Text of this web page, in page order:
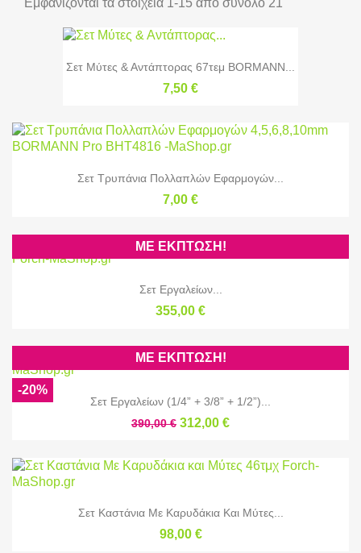
Εμφανίζονται τα στοιχεία 1-15 από σύνολο 21
Σετ Μύτες & Αντάπτορας 67τεμ BORMANN...
7,50 €
Σετ Τρυπάνια Πολλαπλών Εφαρμογών...
7,00 €
Σετ Εργαλείων...
355,00 €
ΜΕ ΈΚΠΤΩΣΗ!
Σετ Εργαλείων (1/4” + 3/8” + 1/2”)...
390,00 € 312,00 €
ΜΕ ΈΚΠΤΩΣΗ!
-20%
Σετ Καστάνια Με Καρυδάκια Και Μύτες...
98,00 €